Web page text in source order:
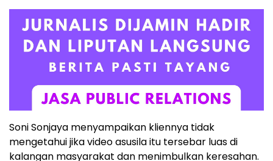
Soni Sonjaya menyampaikan kliennya tidak
mengetahui jika video asusila itu tersebar luas di
kalangan masyarakat dan menimbulkan keresahan.